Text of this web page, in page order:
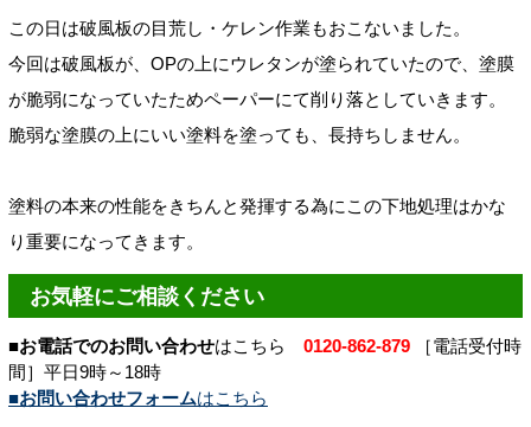
この日は破風板の目荒し・ケレン作業もおこないました。
今回は破風板が、OPの上にウレタンが塗られていたので、塗膜
が脆弱になっていたためペーパーにて削り落としていきます。
脆弱な塗膜の上にいい塗料を塗っても、長持ちしません。
塗料の本来の性能をきちんと発揮する為にこの下地処理はかな
り重要になってきます。
お気軽にご相談ください
■お電話でのお問い合わせはこちら 0120-862-879 ［電話受付時
間］平日9時～18時
■お問い合わせフォームはこちら